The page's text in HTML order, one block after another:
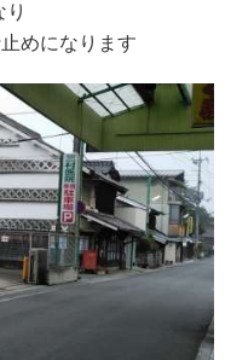
めになります